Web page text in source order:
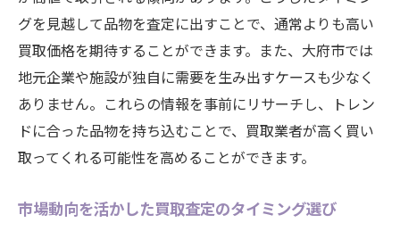
グを見越して品物を査定に出すことで、通常よりも高い
買取価格を期待することができます。また、大府市では
地元企業や施設が独自に需要を生み出すケースも少なく
ありません。これらの情報を事前にリサーチし、トレン
ドに合った品物を持ち込むことで、買取業者が高く買い
取ってくれる可能性を高めることができます。
市場動向を活かした買取査定のタイミング選び